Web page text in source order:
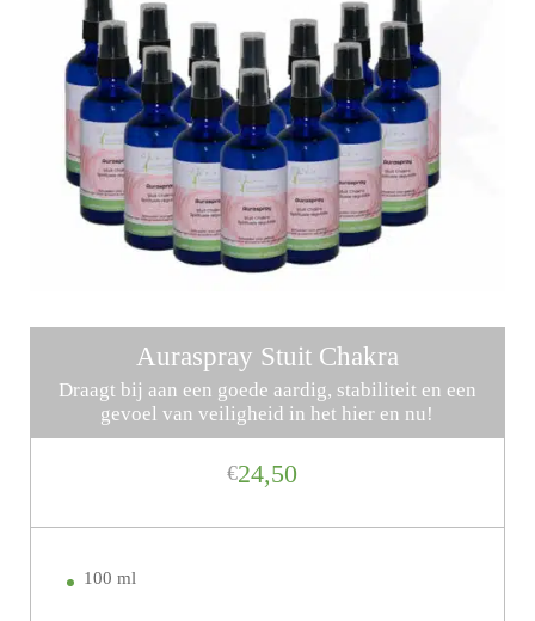
Auraspray Stuit Chakra
Draagt bij aan een goede aardig, stabiliteit en een
gevoel van veiligheid in het hier en nu!
€24,50
100 ml